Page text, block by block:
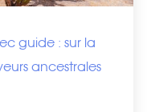
guide : sur la
ancestrales